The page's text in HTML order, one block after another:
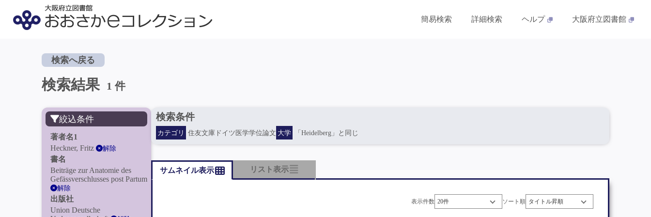
簡易検索 詳細検索 ヘルプ 大阪府立図書館
検索へ戻る
検索結果 1 件
絞込条件
著者名1
Heckner, Fritz
解除
書名
Beiträge zur Anatomie des
Gefässverschlusses post Partum
解除
出版社
Union Deutsche
検索条件
カテゴリ 住友文庫ドイツ医学学位論文 大学 「Heidelberg」と同じ
サムネイル表示 リスト表示
表示件数 ソート順